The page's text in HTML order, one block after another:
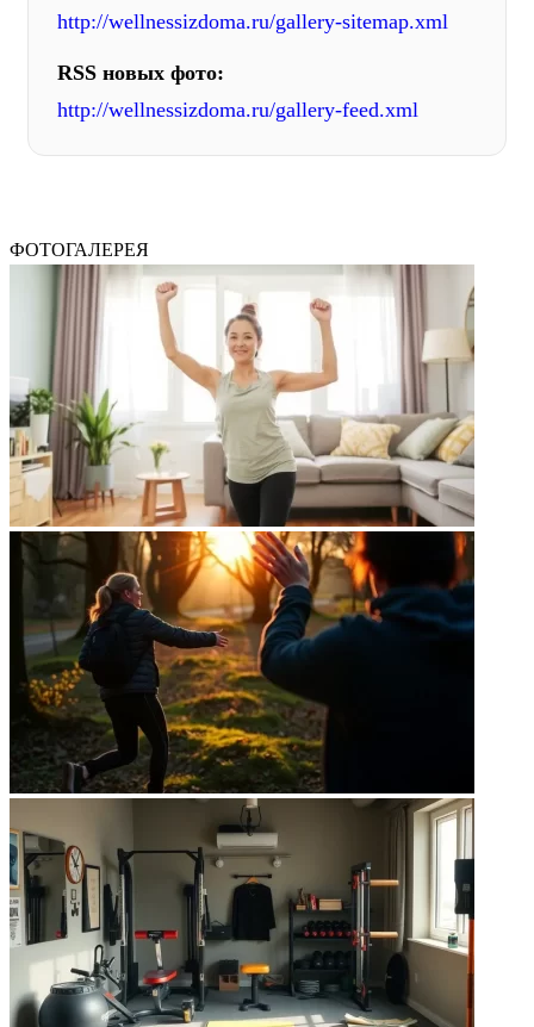
http://wellnessizdoma.ru/gallery-sitemap.xml
RSS новых фото:
http://wellnessizdoma.ru/gallery-feed.xml
ФОТОГАЛЕРЕЯ